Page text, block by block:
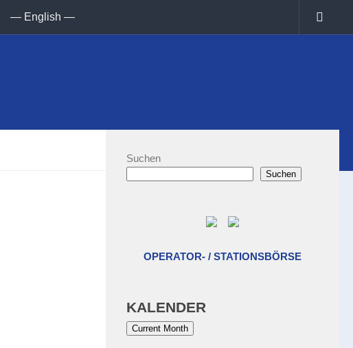
— English —
Suchen
Suchen
OPERATOR- / STATIONSBÖRSE
KALENDER
Current Month